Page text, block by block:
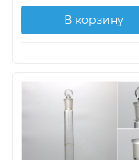
В корзину